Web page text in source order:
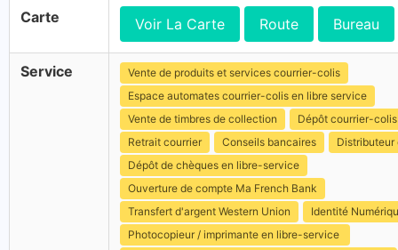
Carte Voir La Carte Route Bureau
Service
Vente de produits et services courrier-colis
Espace automates courrier-colis en libre service
Vente de timbres de collection
Dépôt courrier-colis
Retrait courrier
Conseils bancaires
Distributeur
Dépôt de chèques en libre-service
Ouverture de compte Ma French Bank
Transfert d'argent Western Union
Identité
Photocopieur / imprimante en libre-service